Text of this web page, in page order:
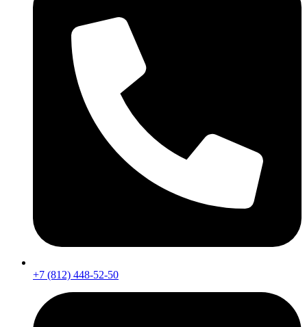
+7 (812) 448-52-50